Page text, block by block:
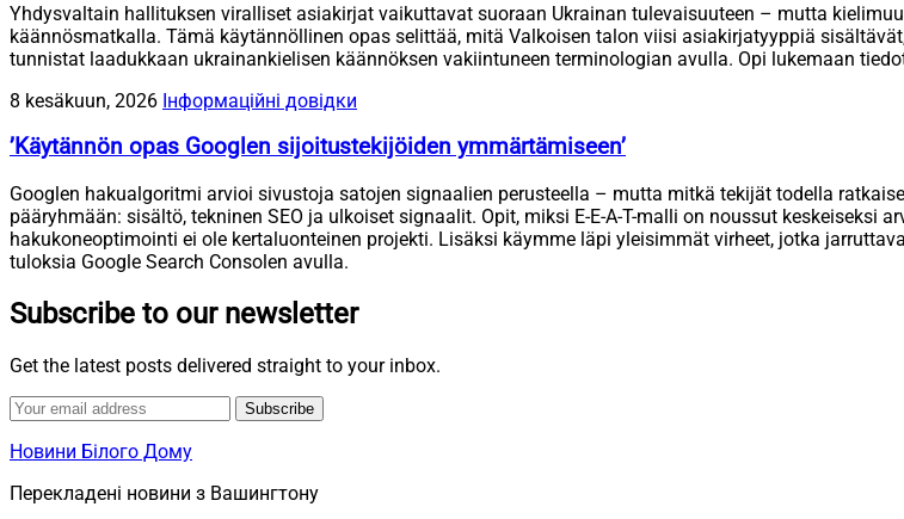
Yhdysvaltain hallituksen viralliset asiakirjat vaikuttavat suoraan Ukrainan tulevaisuuteen – mutta
käännösmatkalla. Tämä käytännöllinen opas selittää, mitä Valkoisen talon viisi asiakirjatyyppiä
tunnistat laadukkaan ukrainankielisen käännöksen vakiintuneen terminologian avulla. Opi lukemaan
8 kesäkuun, 2026 Інформаційні довідки
’Käytännön opas Googlen sijoitustekijöiden ymmärtämiseen’
Googlen hakualgoritmi arvioi sivustoja satojen signaalien perusteella – mutta mitkä tekijät todella
pääryhmään: sisältö, tekninen SEO ja ulkoiset signaalit. Opit, miksi E-E-A-T-malli on noussut keskeiseksi
hakukoneoptimointi ei ole kertaluonteinen projekti. Lisäksi käymme läpi yleisimmät virheet, jotka
tuloksia Google Search Consolen avulla.
Subscribe to our newsletter
Get the latest posts delivered straight to your inbox.
Subscribe
Новини Білого Дому
Перекладені новини з Вашингтону